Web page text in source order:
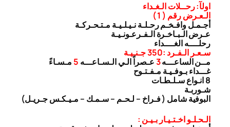
اولآ: رحــلات الـغـداء
الـعـرض رقم ( 1 )
أجـمـل وافـخـم رحـلـة نـيـلـيـة مـتـحـركـة
عـرض الـبـاخـرة الـفـرعـونـيـة
رحلــــه الغــــداء
سـعـر الـفـرد :350 جـنـيـة
مــن الساعـــه3عـصراً الـي الـسـاعـــه 5 مـسـاءً
غـــداء بـوفـيـة مـفـتـوح
8 انـواع سـلـطـات
شـوربـة
البوفية شامل ( فـراخ – لـحـم – سـمـك – مـيـكـس جـريـل)
الـحـلـو اخـتـيـار بـيـن :